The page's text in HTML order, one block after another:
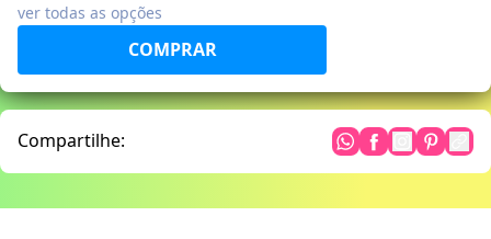
ver todas as opções
Compartilhe: